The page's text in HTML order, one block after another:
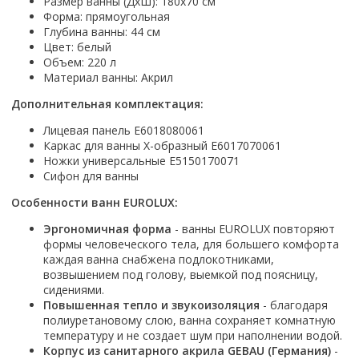
Комплектующие для ванн
Каркас
Ножки
Экраны под ванну
Гидромассажные системы
Wirpool
Китай
Недорогие
Дорогие
Уцененные
Недорогие по акции
Топ брендов
Domani-spa
River
Смотреть все
Форма
Угловая
Прямоугольные
Квадратная
Полукруглая
Форма
Прямоугольные
Закругленная
Канализационный выпуск
Патрубки
Сиденья
Смотреть все
С отверстием под смеситель
С пьедесталом
С полупьедесталом
Исполнение
Для дачи
Для ванной
Умывальник-столешница
Уличный
Пьедесталы
Пьедесталы
Полупьедесталы
Италия
Россия
Смотреть все
Размер
40 см
50 см
60 см
65 см
Страна производитель
Германия
Польша
Сербия
Смотреть все
Страна производитель
Германия
Испания
Смотреть все
Чистящие средства
O2 минерал
Vega
Страна производитель
Великобритания
Германия
Италия
Китай
Смотреть все
Пылесосы
Электровеники, электрошвабры
Стеклоочистители
Мойки высокого давления
Пароочистители
Подметальные машины
Гладильные доски
Насосы
Аккумуляторные воздуходувки
Этажерки, стеллажи, полки
Форма: прямоугольная
Глубина ванны: 44 см
Цвет: белый
Объем: 220 л
Материал ванны: Акрил
Дополнительная комплектация:
Лицевая панель Е6018080061
Каркас для ванны Х-образный Е6017070061
Ножки универсальные E5150170071
Сифон для ванны
Особенности ванн EUROLUX:
Эргономичная форма - ванны EUROLUX повторяют
формы человеческого тела, для большего комфорта
каждая ванна снабжена подлокотниками,
возвышением под голову, выемкой под поясницу,
сидениями.
Повышенная тепло и звукоизоляция - благодаря
полиуретановому слою, ванна сохраняет комнатную
температуру и не создает шум при наполнении водой.
Корпус из санитарного акрила GEBAU (Германия) -